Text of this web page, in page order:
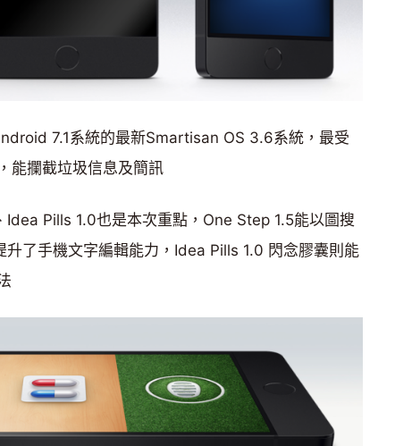
7.1系統的最新Smartisan OS 3.6系統，最受
能攔截垃圾信息及簡訊
Pills 1.0也是本次重點，One Step 1.5能以圖搜
了手機文字編輯能力，Idea Pills 1.0 閃念膠囊則能